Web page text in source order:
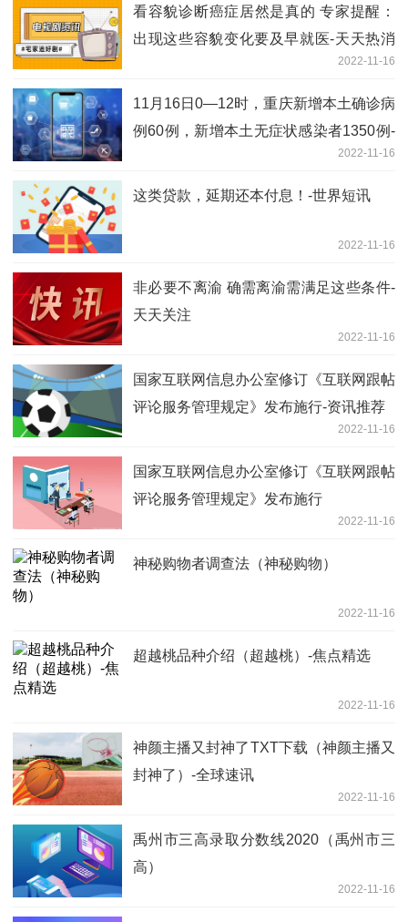
看容貌诊断癌症居然是真的 专家提醒：
出现这些容貌变化要及早就医-天天热消
2022-11-16
11月16日0—12时，重庆新增本土确诊病
例60例，新增本土无症状感染者1350例-
2022-11-16
这类贷款，延期还本付息！-世界短讯
2022-11-16
非必要不离渝 确需离渝需满足这些条件-
天天关注
2022-11-16
国家互联网信息办公室修订《互联网跟帖
评论服务管理规定》发布施行-资讯推荐
2022-11-16
国家互联网信息办公室修订《互联网跟帖
评论服务管理规定》发布施行
2022-11-16
神秘购物者调查法（神秘购物）
2022-11-16
超越桃品种介绍（超越桃）-焦点精选
2022-11-16
神颜主播又封神了TXT下载（神颜主播又
封神了）-全球速讯
2022-11-16
禹州市三高录取分数线2020（禹州市三
高）
2022-11-16